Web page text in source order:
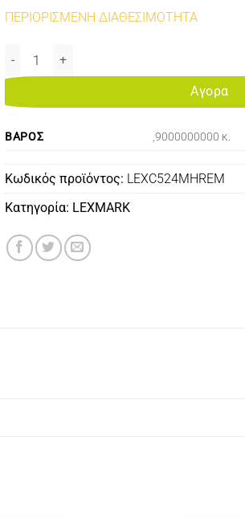
ΠΕΡΙΟΡΙΣΜΕΝΗ ΔΙΑΘΕΣΙΜΟΤΗΤΑ
C5240MH MAGENTA 5K REMANUFACTURED
Αγορα
ΒΆΡΟΣ ,9000000000 κ.
Κωδικός προϊόντος: LEXC524MHREM
Κατηγορία: LEXMARK